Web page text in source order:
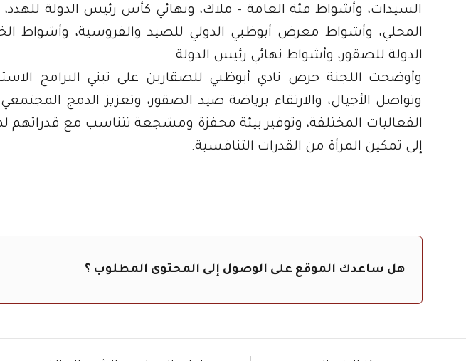
السيدات، وأشواط فئة العامة - ملاك، ونهائي كأس رئيس الدولة
المحلي، وأشواط معرض أبوظبي الدولي للصيد والفروسية، وأشواط
الدولة للصقور، وأشواط نهائي رئيس الدولة.
وأوضحت اللجنة حرص نادي أبوظبي للصقارين على تبني البرامج
وتواصل الأجيال، والارتقاء برياضة صيد الصقور، وتعزيز الدمج
الفعاليات المختلفة، وتوفير بيئة محفزة ومشجعة تتناسب مع قدراتهم
إلى تمكين المرأة من القدرات التنافسية.
هل ساعدك الموقع على الوصول إلى المحتوى المطلوب ؟